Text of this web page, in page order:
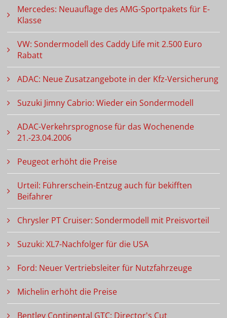
Mercedes: Neuauflage des AMG-Sportpakets für E-
Klasse
VW: Sondermodell des Caddy Life mit 2.500 Euro
Rabatt
ADAC: Neue Zusatzangebote in der Kfz-Versicherung
Suzuki Jimny Cabrio: Wieder ein Sondermodell
ADAC-Verkehrsprognose für das Wochenende
21.-23.04.2006
Peugeot erhöht die Preise
Urteil: Führerschein-Entzug auch für bekifften
Beifahrer
Chrysler PT Cruiser: Sondermodell mit Preisvorteil
Suzuki: XL7-Nachfolger für die USA
Ford: Neuer Vertriebsleiter für Nutzfahrzeuge
Michelin erhöht die Preise
Bentley Continental GTC: Director's Cut